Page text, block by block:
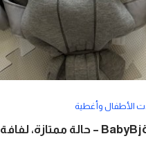
الأطفال وأغطية
حمالة أطفال BabyBjörn – حالة ممتازة، لفافة